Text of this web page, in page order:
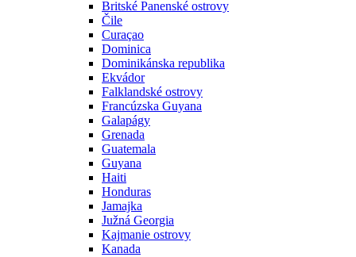
Britské Panenské ostrovy
Čile
Curaçao
Dominica
Dominikánska republika
Ekvádor
Falklandské ostrovy
Francúzska Guyana
Galapágy
Grenada
Guatemala
Guyana
Haiti
Honduras
Jamajka
Južná Georgia
Kajmanie ostrovy
Kanada